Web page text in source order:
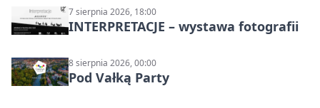
Fotograficznego
7 sierpnia 2026, 18:00
INTERPRETACJE – wystawa fotografii
8 sierpnia 2026, 00:00
Pod Vałką Party